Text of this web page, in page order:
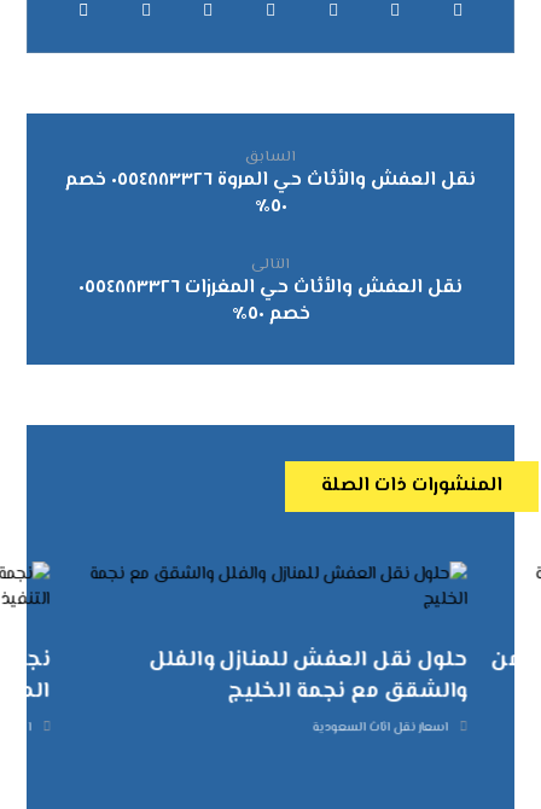
السابق
نقل العفش والأثاث حي المروة ٠٥٥٤٨٨٣٣٢٦ خصم
٥٠٪
التالى
نقل العفش والأثاث حي المغرزات ٠٥٥٤٨٨٣٣٢٦
خصم ٥٠٪
المنشورات ذات الصلة
حلول نقل العفش للمنازل والفلل
والشقق مع نجمة الخليج
اسعار نقل اثاث السعودية